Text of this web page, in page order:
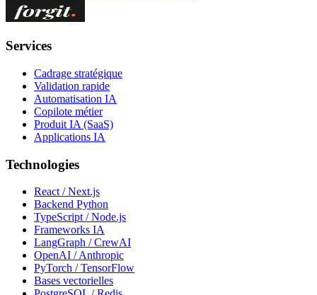
Services
Cadrage stratégique
Validation rapide
Automatisation IA
Copilote métier
Produit IA (SaaS)
Applications IA
Technologies
React / Next.js
Backend Python
TypeScript / Node.js
Frameworks IA
LangGraph / CrewAI
OpenAI / Anthropic
PyTorch / TensorFlow
Bases vectorielles